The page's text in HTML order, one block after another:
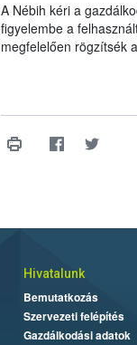
A Nébih kéri a
figyelembe a
megfelelően rögzítsék
Hivatalunk
Bemutatkozás
Szervezeti felépítés
Gazdálkodási adatok